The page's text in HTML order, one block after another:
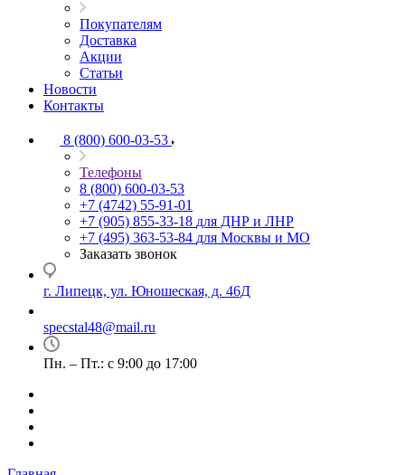
Покупателям
Доставка
Акции
Статьи
Новости
Контакты
8 (800) 600-03-53
Телефоны
8 (800) 600-03-53
+7 (4742) 55-91-01
+7 (905) 855-33-18 для ДНР и ЛНР
+7 (495) 363-53-84 для Москвы и МО
Заказать звонок
г. Липецк, ул. Юношеская, д. 46Д
specstal48@mail.ru
Пн. – Пт.: с 9:00 до 17:00